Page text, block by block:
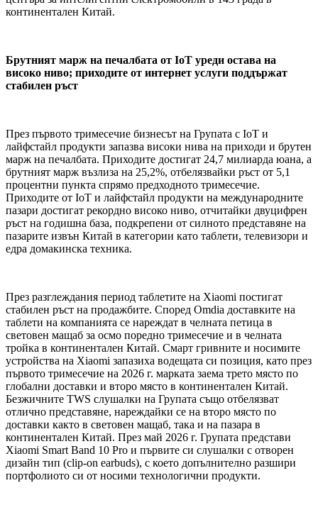
континентален Китай.
Брутният марж на печалбата от IoT уреди остава на
високо ниво; приходите от интернет услуги поддържат
стабилен ръст
През първото тримесечие бизнесът на Групата с IoT и
лайфстайл продукти запазва високи нива на приходи и брутен
марж на печалбата. Приходите достигат 24,7 милиарда юана, а
брутният марж възлиза на 25,2%, отбелязвайки ръст от 5,1
процентни пункта спрямо предходното тримесечие.
Приходите от IoT и лайфстайл продукти на международните
пазари достигат рекордно високо ниво, отчитайки двуцифрен
ръст на годишна база, подкрепени от силното представяне на
пазарите извън Китай в категории като таблети, телевизори и
едра домакинска техника.
През разглеждания период таблетите на Xiaomi постигат
стабилен ръст на продажбите. Според Omdia доставките на
таблети на компанията се нареждат в челната петица в
световен мащаб за осмо поредно тримесечие и в челната
тройка в континентален Китай. Смарт гривните и носимите
устройства на Xiaomi запазиха водещата си позиция, като през
първото тримесечие на 2026 г. марката заема трето място по
глобални доставки и второ място в континентален Китай.
Безжичните TWS слушалки на Групата също отбелязват
отлично представяне, нареждайки се на второ място по
доставки както в световен мащаб, така и на пазара в
континентален Китай. През май 2026 г. Групата представи
Xiaomi Smart Band 10 Pro и първите си слушалки с отворен
дизайн тип (clip-on earbuds), с което допълнително разшири
портфолиото си от носими технологични продукти.